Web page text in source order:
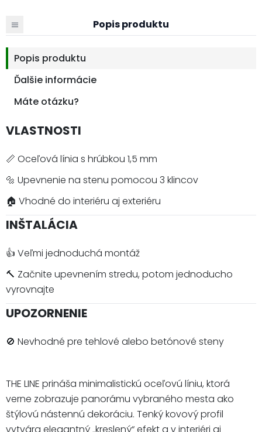
Popis produktu
Popis produktu
Ďalšie informácie
Máte otázku?
VLASTNOSTI
📏 Oceľová línia s hrúbkou 1,5 mm
🔩 Upevnenie na stenu pomocou 3 klincov
🏠 Vhodné do interiéru aj exteriéru
INŠTALÁCIA
👍 Veľmi jednoduchá montáž
🔨 Začnite upevnením stredu, potom jednoducho
vyrovnajte
UPOZORNENIE
🚫 Nevhodné pre tehlové alebo betónové steny
THE LINE prináša minimalistickú oceľovú líniu, ktorá
verne zobrazuje panorámu vybraného mesta ako
štýlovú nástennú dekoráciu. Tenký kovový profil
vytvára elegantný „kreslený“ efekt a v interiéri aj